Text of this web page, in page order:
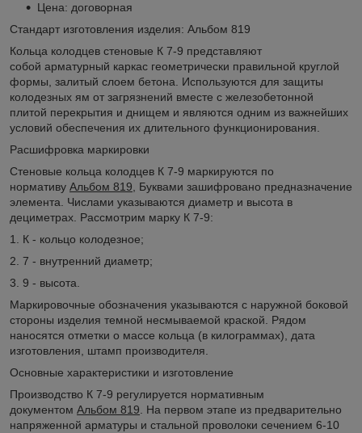
Цена: договорная
Стандарт изготовления изделия: Альбом 819
Кольца колодцев стеновые К 7-9 представляют
собой арматурный каркас геометрически правильной круглой
формы, залитый слоем бетона. Используются для защиты
колодезных ям от загрязнений вместе с железобетонной
плитой перекрытия и днищем и являются одним из важнейших
условий обеспечения их длительного функционирования.
Расшифровка маркировки
Стеновые кольца колодцев К 7-9 маркируются по
нормативу Альбом 819, Буквами зашифровано предназначение
элемента. Числами указываются диаметр и высота в
дециметрах. Рассмотрим марку К 7-9:
1. К - кольцо колодезное;
2. 7 - внутренний диаметр;
3. 9 - высота.
Маркировочные обозначения указываются с наружной боковой
стороны изделия темной несмываемой краской. Рядом
наносятся отметки о массе кольца (в килограммах), дата
изготовления, штамп производителя.
Основные характеристики и изготовление
Производство К 7-9 регулируется нормативным
документом Альбом 819. На первом этапе из предварительно
напряженной арматуры и стальной проволоки сечением 6-10